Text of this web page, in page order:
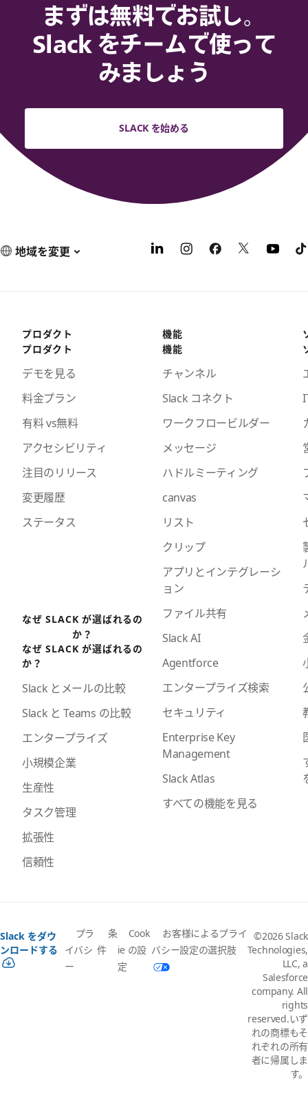
まずは無料でお試し。
Slack をチームで使って
みましょう
SLACK を始める
地域を変更
プロダクト
プロダクト
デモを見る
料金プラン
有料 vs無料
アクセシビリティ
注目のリリース
変更履歴
ステータス
なぜ SLACK が選ばれるの
か？
なぜ SLACK が選ばれるの
か？
Slack とメールの比較
Slack と Teams の比較
エンタープライズ
小規模企業
生産性
タスク管理
拡張性
信頼性
機能
機能
チャンネル
Slack コネクト
ワークフロービルダー
メッセージ
ハドルミーティング
canvas
リスト
クリップ
アプリとインテグレーシ
ョン
ファイル共有
Slack AI
Agentforce
エンタープライズ検索
セキュリティ
Enterprise Key
Management
Slack Atlas
すべての機能を見る
Slack をダウ
ンロードする
プラ
イバシ
ー
条
件
Cook
ie の設
定
お客様によるプライ
バシー設定の選択肢
©2026 Slack
Technologies,
LLC, a
Salesforce
company. All
rights
reserved.いず
れの商標もそ
れぞれの所有
者に帰属しま
す。